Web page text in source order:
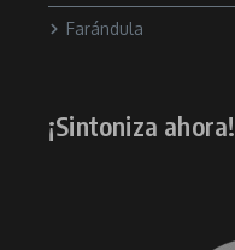
Farándula
¡Sintoniza ahora!